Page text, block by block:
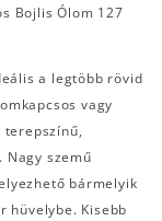
Bojlis Ólom 127
a legtöbb rövid
vagy
szemű
bármelyik
hüvelybe. Kisebb